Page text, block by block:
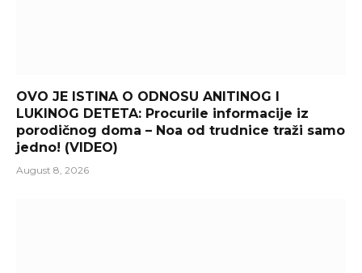
OVO JE ISTINA O ODNOSU ANITINOG I
LUKINOG DETETA: Procurile informacije iz
porodičnog doma – Noa od trudnice traži samo
jedno! (VIDEO)
August 8, 2026